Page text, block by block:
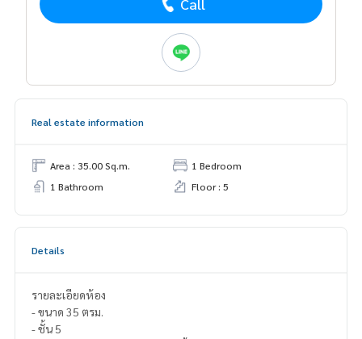
Call
Real estate information
Area : 35.00 Sq.m.
1 Bedroom
1 Bathroom
Floor : 5
Details
รายละเอียดห้อง
- ขนาด 35 ตรม.
- ชั้น 5